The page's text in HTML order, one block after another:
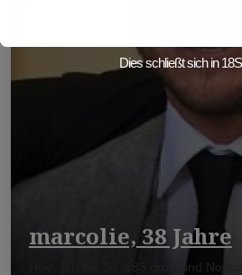
marcolie, 38 Jahre
Hey.. Ich bin 38, 183 groß und
Dies schließt sich in14